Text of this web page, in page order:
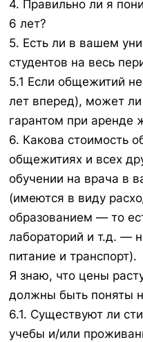
4. Правильно ли я
6 лет?
5. Есть ли в вашем
студентов на весь
5.1 Если общежитий
лет вперед), может ли
гарантом при аренде
6. Какова стоимость
общежитиях и всех
обучении на врача в
(имеются в виду
образованием — то
лабораторий и т.д. —
питание и транспорт).
Я знаю, что цены
должны быть поняты
6.1. Существуют ли
учебы и/или